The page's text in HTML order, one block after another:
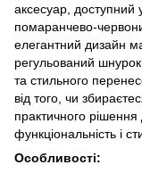
аксесуар, доступний
помаранчево-
елегантний дизайн
регульований
та стильного
від того, чи
практичного
функціональність і
Особливості: